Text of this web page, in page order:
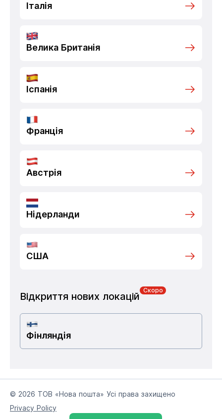
Італія
Велика Британія
Іспанія
Франція
Австрія
Нідерланди
США
Відкриття нових локацій
Скоро
Фінляндія
© 2026 ТОВ «Нова пошта» Усі права захищено
Privacy Policy